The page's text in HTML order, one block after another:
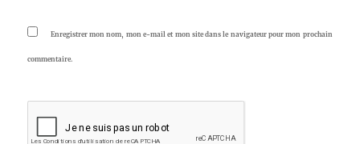
Enregistrer mon nom, mon e-mail et mon site dans le navigateur pour mon prochain
commentaire.